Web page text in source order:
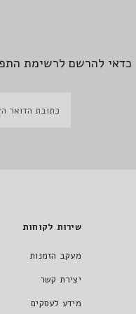
כדאי להרשם לרשימת
שירות לקוחות
מעקב הזמנות
יצירת קשר
מידע לעסקים